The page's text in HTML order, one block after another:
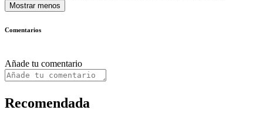
Mostrar menos
Comentarios
Añade tu comentario
Recomendada